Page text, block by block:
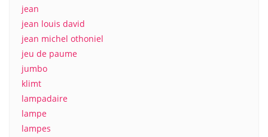
jean
jean louis david
jean michel othoniel
jeu de paume
jumbo
klimt
lampadaire
lampe
lampes